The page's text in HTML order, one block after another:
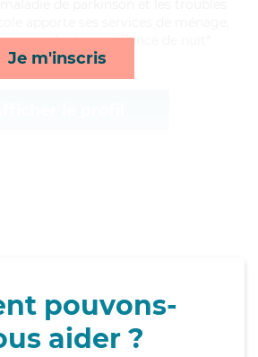
Je m'inscris
rappels et surveillance de nuit*
pouvons-
aider ?